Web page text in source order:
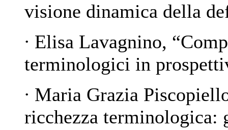
visione dinamica della
∙ Elisa Lavagnino, “
terminologici in
∙ Maria Grazia
ricchezza terminologica: